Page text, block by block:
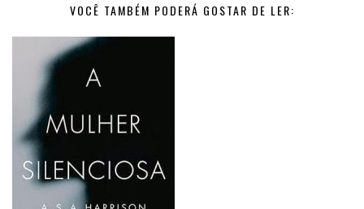
VOCÊ TAMBÉM PODERÁ GOSTAR DE LER: